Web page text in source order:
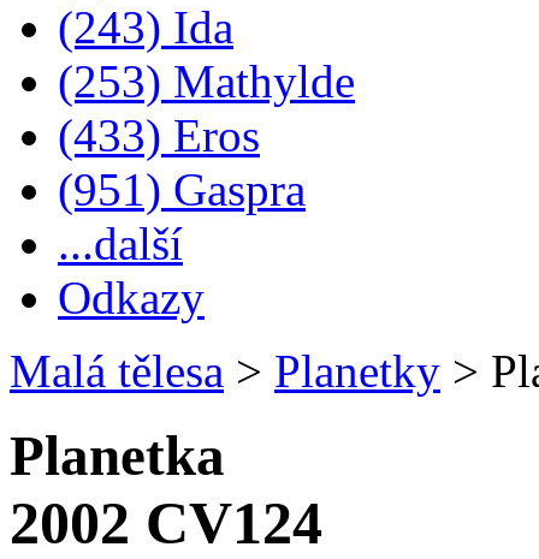
(243) Ida
(253) Mathylde
(433) Eros
(951) Gaspra
...další
Odkazy
Malá tělesa > Planetky >
Planetka
2002 CV124